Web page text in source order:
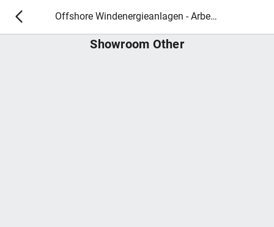
Offshore Windenergieanlagen - Arbeitsmedizin 2026
Showroom Other